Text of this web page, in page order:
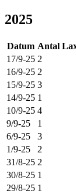
2025
Datum Antal
17/9-25 2
16/9-25 2
15/9-25 3
14/9-25 1
10/9-25 4
9/9-25
1
6/9-25
3
1/9-25
2
31/8-25 2
30/8-25 1
29/8-25 1